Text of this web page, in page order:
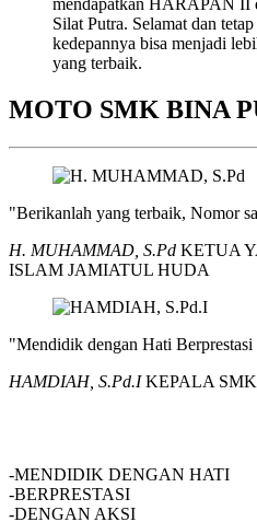
mendapatkan HARAPAN II
Silat Putra. Selamat dan
kedepannya bisa menjadi
yang terbaik.
MOTO SMK BINA
"Berikanlah yang terbaik, Nomor
H. MUHAMMAD, S.Pd KETUA
ISLAM JAMIATUL HUDA
"Mendidik dengan Hati
HAMDIAH, S.Pd.IKEPALA
-MENDIDIK DENGAN HATI
-BERPRESTASI
-DENGAN AKSI